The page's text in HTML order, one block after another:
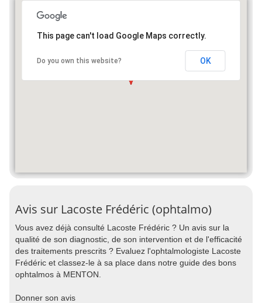
This page can't load Google Maps correctly.
Do you own this website? OK
Avis sur Lacoste Frédéric (ophtalmo)
Vous avez déjà consulté Lacoste Frédéric ? Un avis sur la
qualité de son diagnostic, de son intervention et de l'efficacité
des traitements prescrits ? Evaluez l'ophtalmologiste Lacoste
Frédéric et classez-le à sa place dans notre guide des bons
ophtalmos à MENTON.
Donner son avis